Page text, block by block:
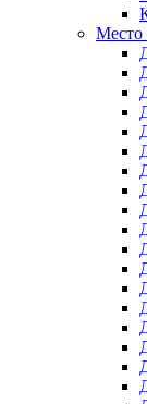
Место